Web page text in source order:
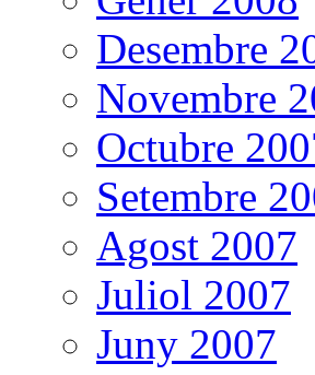
Desembre
Novembre
Octubre
Setembre
Agost 2007
Juliol 2007
Juny 2007